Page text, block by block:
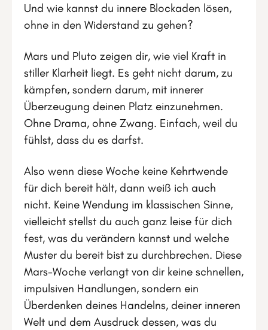
Und wie kannst du innere Blockaden lösen,
ohne in den Widerstand zu gehen?
Mars und Pluto zeigen dir, wie viel Kraft in
stiller Klarheit liegt. Es geht nicht darum, zu
kämpfen, sondern darum, mit innerer
Überzeugung deinen Platz einzunehmen.
Ohne Drama, ohne Zwang. Einfach, weil du
fühlst, dass du es darfst.
Also wenn diese Woche keine Kehrtwende
für dich bereit hält, dann weiß ich auch
nicht. Keine Wendung im klassischen Sinne,
vielleicht stellst du auch ganz leise für dich
fest, was du verändern kannst und welche
Muster du bereit bist zu durchbrechen. Diese
Mars-Woche verlangt von dir keine schnellen,
impulsiven Handlungen, sondern ein
Überdenken deines Handelns, deiner inneren
Welt und dem Ausdruck dessen, was du